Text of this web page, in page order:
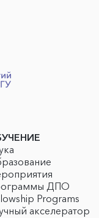
ДПО
Programs
акселератор